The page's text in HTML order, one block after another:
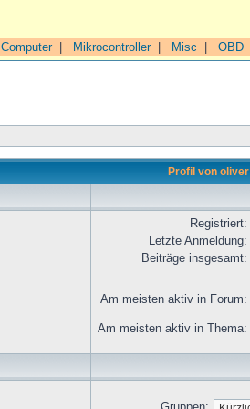
Computer| Mikrocontroller| Misc OBD
Profil von oliver
Registriert:
Letzte Anmeldung:
Beiträge insgesamt:
Am meisten aktiv in Forum:
Am meisten aktiv in Thema: